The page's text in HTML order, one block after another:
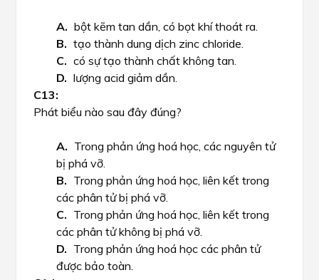
bột kẽm tan dần, có bọt khí thoát ra.
tạo thành dung dịch zinc chloride.
có sự tạo thành chất không tan.
lượng acid giảm dần.
Phát biểu nào sau đây đúng?
Trong phản ứng hoá học, các nguyên tử
bị phá vỡ.
Trong phản ứng hoá học, liên kết trong
các phân tử bị phá vỡ.
Trong phản ứng hoá học, liên kết trong
các phân tử không bị phá vỡ.
Trong phản ứng hoá học các phân tử
được bảo toàn.